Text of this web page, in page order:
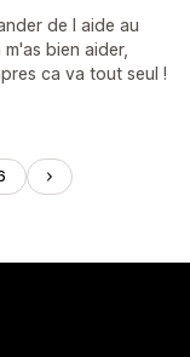
de l aide au
bien aider,
ca va tout seul !